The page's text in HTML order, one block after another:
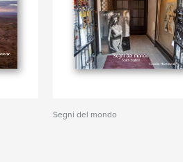
Segni del mondo